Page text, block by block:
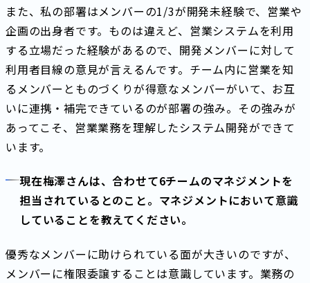
また、私の部署はメンバーの1/3が開発未経験で、営業や
企画の出身者です。ものは違えど、営業システムを利用
する立場だった経験があるので、開発メンバーに対して
利用者目線の意見が言えるんです。チーム内に営業を知
るメンバーとものづくりが得意なメンバーがいて、お互
いに連携・補完できているのが部署の強み。その強みが
あってこそ、営業業務を理解したシステム開発ができて
います。
現在梅澤さんは、合わせて6チームのマネジメントを
担当されているとのこと。マネジメントにおいて意識
していることを教えてください。
優秀なメンバーに助けられている面が大きいのですが、
メンバーに権限委譲することは意識しています。業務の